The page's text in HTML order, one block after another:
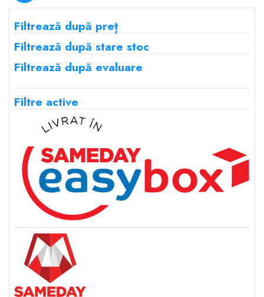
Filtrează după preț
Filtrează după stare stoc
Filtrează după evaluare
Filtre active